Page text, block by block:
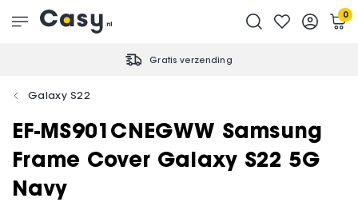
Gratis verzending
0
Galaxy S22
EF-MS901CNEGWW Samsung
Frame Cover Galaxy S22 5G
Navy